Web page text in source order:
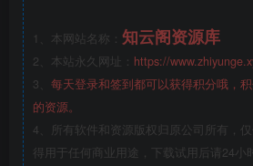
1、本网站名称： 知云阁资源库
2、本站永久网址： https://
3、 每天登录和签到都可以获得积分哦，
的资源。
4、所有软件和资源版权归原公司所有，
得用于任何商业用途，下载试用后请24小